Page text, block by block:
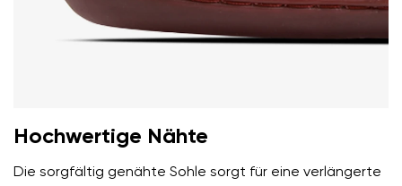
Hochwertige Nähte
Die sorgfältig genähte Sohle sorgt für eine verlängerte